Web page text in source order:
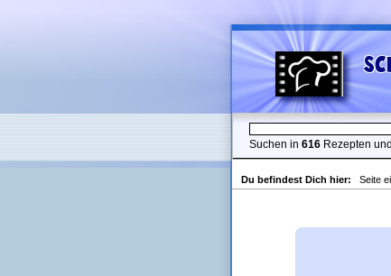
Suchen in 616 Rezepten und
Du befindest Dich hier: Seite